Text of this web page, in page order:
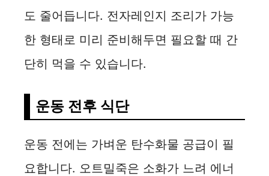
도 줄어듭니다. 전자레인지 조리가 가능
한 형태로 미리 준비해두면 필요할 때 간
단히 먹을 수 있습니다.
운동 전후 식단
운동 전에는 가벼운 탄수화물 공급이 필
요합니다. 오트밀죽은 소화가 느려 에너